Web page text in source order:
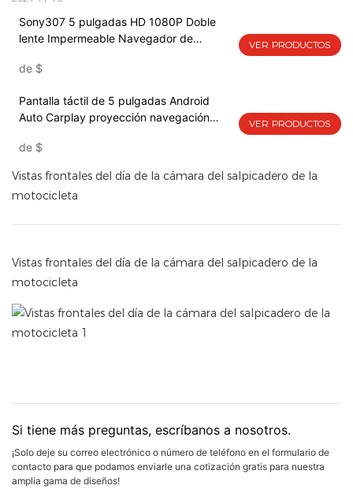
Sony307 5 pulgadas HD 1080P Doble
lente Impermeable Navegador de
Android & Compatible con Apple
de $
VER PRODUCTOS
Pantalla táctil de 5 pulgadas Android
Auto Carplay proyección navegación
neumáticos para motocicleta -JSE-501
de $
VER PRODUCTOS
Vistas frontales del día de la cámara del salpicadero de la
motocicleta
Vistas frontales del día de la cámara del salpicadero de la
motocicleta
Si tiene más preguntas, escríbanos a nosotros.
¡Solo deje su correo electrónico o número de teléfono en el formulario de
contacto para que podamos enviarle una cotización gratis para nuestra
amplia gama de diseños!